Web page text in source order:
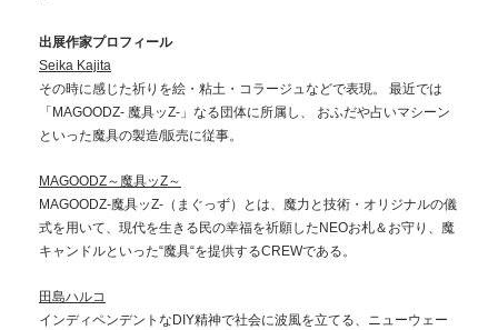
出展作家プロフィール
Seika Kajita
その時に感じた祈りを絵・粘土・コラージュなどで表現。 最近では
「MAGOODZ- 魔具ッZ-」なる団体に所属し、 おふだや占いマシーン
といった魔具の製造/販売に従事。
MAGOODZ～魔具ッZ～
MAGOODZ-魔具ッZ-（まぐっず）とは、魔力と技術・オリジナルの儀
式を用いて、現代を生きる民の幸福を祈願したNEOお札＆お守り、魔
キャンドルといった“魔具“を提供するCREWである。
田島ハルコ
インディペンデントなDIY精神で社会に波風を立てる、ニューウェー